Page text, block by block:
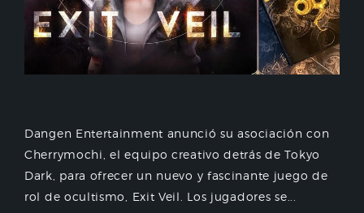
Dangen Entertainment anunció su asociación con
Cherrymochi, el equipo creativo detrás de Tokyo
Dark, para ofrecer un nuevo y fascinante juego de
rol de ocultismo, Exit Veil. Los jugadores se...